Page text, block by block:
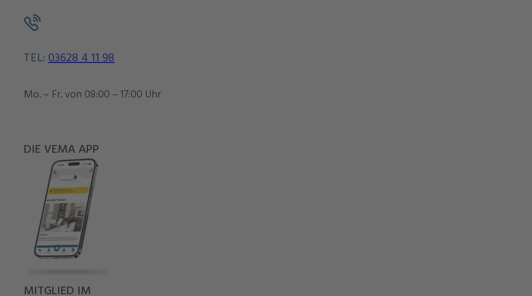
TEL:03628 4 11 98
Mo. – Fr. von 08:00 – 17:00 Uhr
DIE VEMA APP
MITGLIED IM